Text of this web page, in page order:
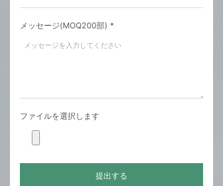
メッセージ(MOQ200部) *
ファイルを選択します
提出する